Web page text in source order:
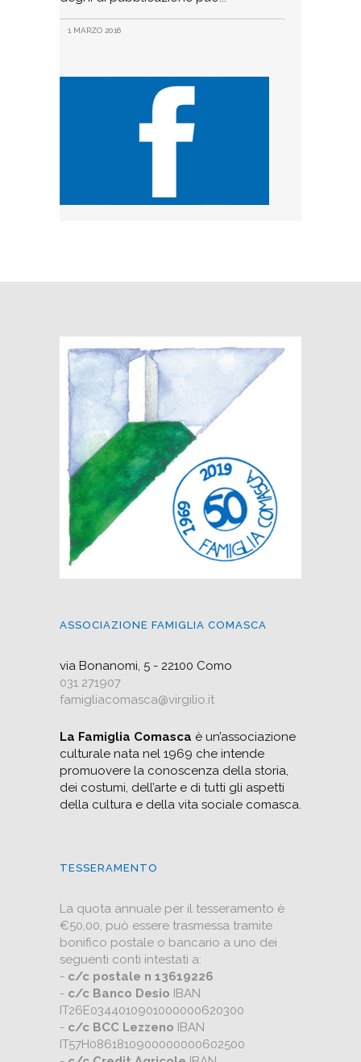
1 MARZO 2016
ASSOCIAZIONE FAMIGLIA COMASCA
via Bonanomi, 5 - 22100 Como
031 271907
famigliacomasca@virgilio.it
La Famiglia Comasca è un’associazione
culturale nata nel 1969 che intende
promuovere la conoscenza della storia,
dei costumi, dell’arte e di tutti gli aspetti
della cultura e della vita sociale comasca.
TESSERAMENTO
La quota annuale per il tesseramento è
€50,00, può essere trasmessa tramite
bonifico postale o bancario a uno dei
seguenti conti intestati a:
- c/c postale n 13619226
- c/c Banco Desio IBAN
IT26E0344010901000000620300
- c/c BCC Lezzeno IBAN
IT57H0861810900000000602500